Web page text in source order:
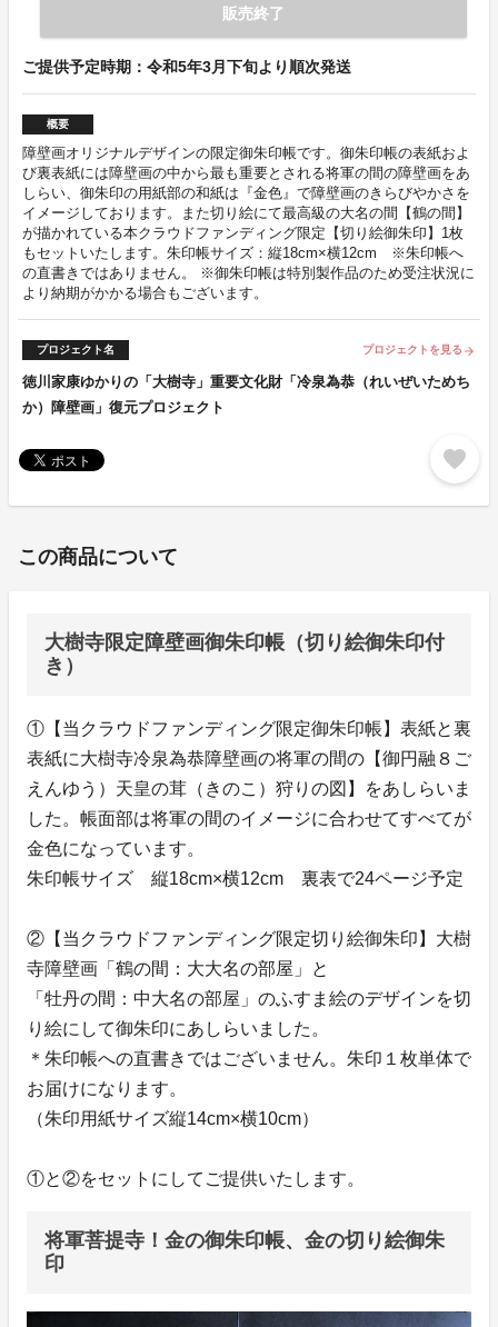
販売終了
ご提供予定時期：令和5年3月下旬より順次発送
概要
障壁画オリジナルデザインの限定御朱印帳です。御朱印帳の表紙およ
び裏表紙には障壁画の中から最も重要とされる将軍の間の障壁画をあ
しらい、御朱印の用紙部の和紙は『金色』で障壁画のきらびやかさを
イメージしております。また切り絵にて最高級の大名の間【鶴の間】
が描かれている本クラウドファンディング限定【切り絵御朱印】1枚
もセットいたします。朱印帳サイズ：縦18cm×横12cm ※朱印帳へ
の直書きではありません。 ※御朱印帳は特別製作品のため受注状況に
より納期がかかる場合もございます。
プロジェクト名 プロジェクトを見る arrow_forward
徳川家康ゆかりの「大樹寺」重要文化財「冷泉為恭（れいぜいためち
か）障壁画」復元プロジェクト
favorite
この商品について
大樹寺限定障壁画御朱印帳（切り絵御朱印付
き）
①【当クラウドファンディング限定御朱印帳】表紙と裏
表紙に大樹寺冷泉為恭障壁画の将軍の間の【御円融８ご
えんゆう）天皇の茸（きのこ）狩りの図】をあしらいま
した。帳面部は将軍の間のイメージに合わせてすべてが
金色になっています。
朱印帳サイズ 縦18cm×横12cm 裏表で24ページ予定
②【当クラウドファンディング限定切り絵御朱印】大樹
寺障壁画「鶴の間：大大名の部屋」と
「牡丹の間：中大名の部屋」のふすま絵のデザインを切
り絵にして御朱印にあしらいました。
＊朱印帳への直書きではございません。朱印１枚単体で
お届けになります。
（朱印用紙サイズ縦14cm×横10cm）
①と②をセットにしてご提供いたします。
将軍菩提寺！金の御朱印帳、金の切り絵御朱
印